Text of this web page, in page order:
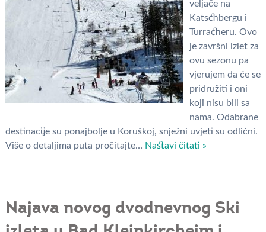
veljače na
Katschbergu i
Turracheru. Ovo
je završni izlet za
ovu sezonu pa
vjerujem da će se
pridružiti i oni
koji nisu bili sa
nama. Odabrane
destinacije su ponajbolje u Koruškoj, snježni uvjeti su odlični.
Više o detaljima puta pročitajte… Nastavi čitati »
Najava novog dvodnevnog Ski